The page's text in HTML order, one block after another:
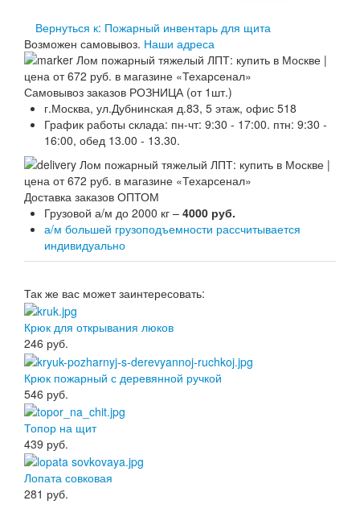
Гарантии
О нас
Статьи
Публичная оферта
Сертификаты
Вопрос-Ответ
Контакты
Вернуться к: Пожарный инвентарь для щита
Возможен самовывоз. Наши адреса
Самовывоз заказов РОЗНИЦА (от 1шт.)
г.Москва, ул.Дубнинская д.83, 5 этаж, офис 518
График работы склада: пн-чт: 9:30 - 17:00. птн: 9:30 -
16:00, обед 13.00 - 13.30.
Доставка заказов ОПТОМ
Грузовой а/м до 2000 кг – 4000 руб.
а/м большей грузоподъемности рассчитывается
индивидуально
Так же вас может заинтересовать:
Крюк для открывания люков
246 руб.
Крюк пожарный с деревянной ручкой
546 руб.
Топор на щит
439 руб.
Лопата совковая
281 руб.